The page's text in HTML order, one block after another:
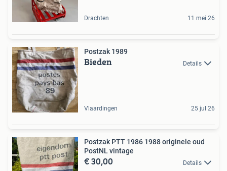
Drachten 11 mei 26
Postzak 1989
Bieden Details
Vlaardingen 25 jul 26
Postzak PTT 1986 1988 originele oud
PostNL vintage
€ 30,00 Details